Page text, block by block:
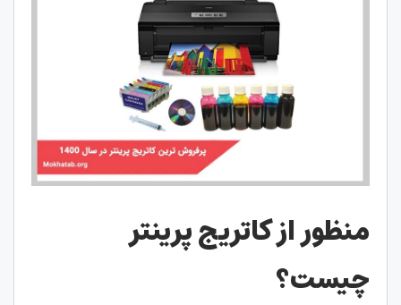
منظور از کاتریج پرینتر
چیست؟